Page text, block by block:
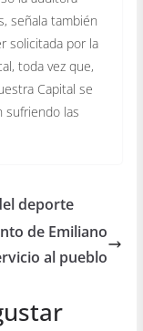
señala también
solicitada por la
toda vez que,
Capital se
sufriendo las
deporte
de Emiliano
al pueblo